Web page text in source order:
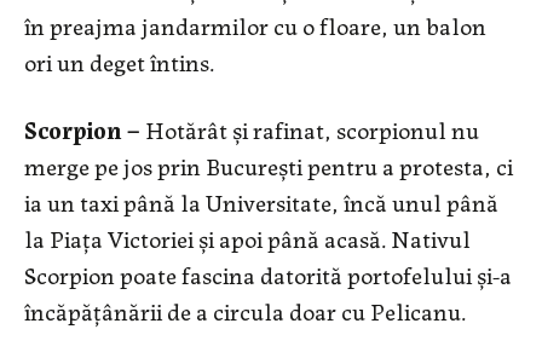
în preajma jandarmilor cu o floare, un balon
ori un deget întins.
Scorpion – Hotărât și rafinat, scorpionul nu
merge pe jos prin București pentru a protesta, ci
ia un taxi până la Universitate, încă unul până
la Piața Victoriei și apoi până acasă. Nativul
Scorpion poate fascina datorită portofelului și-a
încăpățânării de a circula doar cu Pelicanu.